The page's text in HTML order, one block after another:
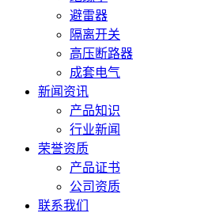
避雷器
隔离开关
高压断路器
成套电气
新闻资讯
产品知识
行业新闻
荣誉资质
产品证书
公司资质
联系我们